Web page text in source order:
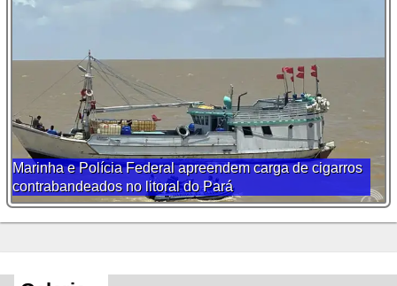
Marinha e Polícia Federal apreendem carga de cigarros
contrabandeados no litoral do Pará